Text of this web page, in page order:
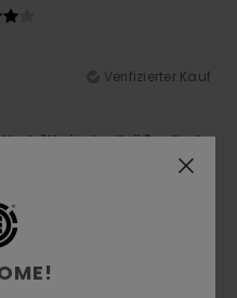
Verifizierter Kauf
: 4/5 Größe: Groß